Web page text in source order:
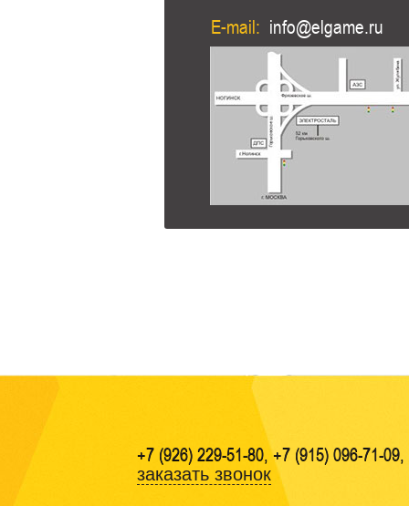
E-mail: info@elgame.ru
+7 (926) 229-51-80, +7 (915) 096-71-
заказать звонок